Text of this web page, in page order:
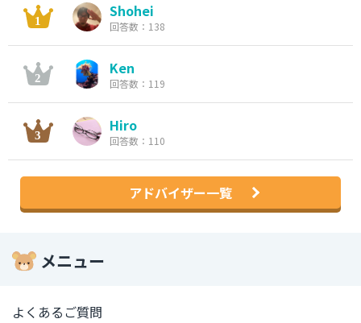
Shohei
回答数：138
Ken
回答数：119
Hiro
回答数：110
アドバイザー一覧
メニュー
よくあるご質問